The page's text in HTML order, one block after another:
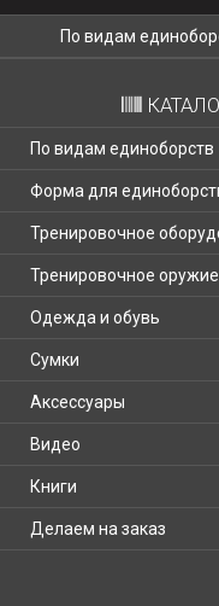
По видам
По видам единоборств
Форма для
Тренировочное
Тренировочное оружие
Одежда и обувь
Сумки
Аксессуары
Видео
Книги
Делаем на заказ